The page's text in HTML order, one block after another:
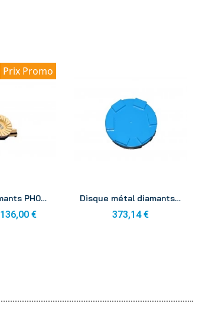
Prix Promo
Disques diamants PH06 pro 100mm grain 800 (x3)
136,00 €
Disque métal diamants PH06 pro 100mm M1 (x3)
373,14 €